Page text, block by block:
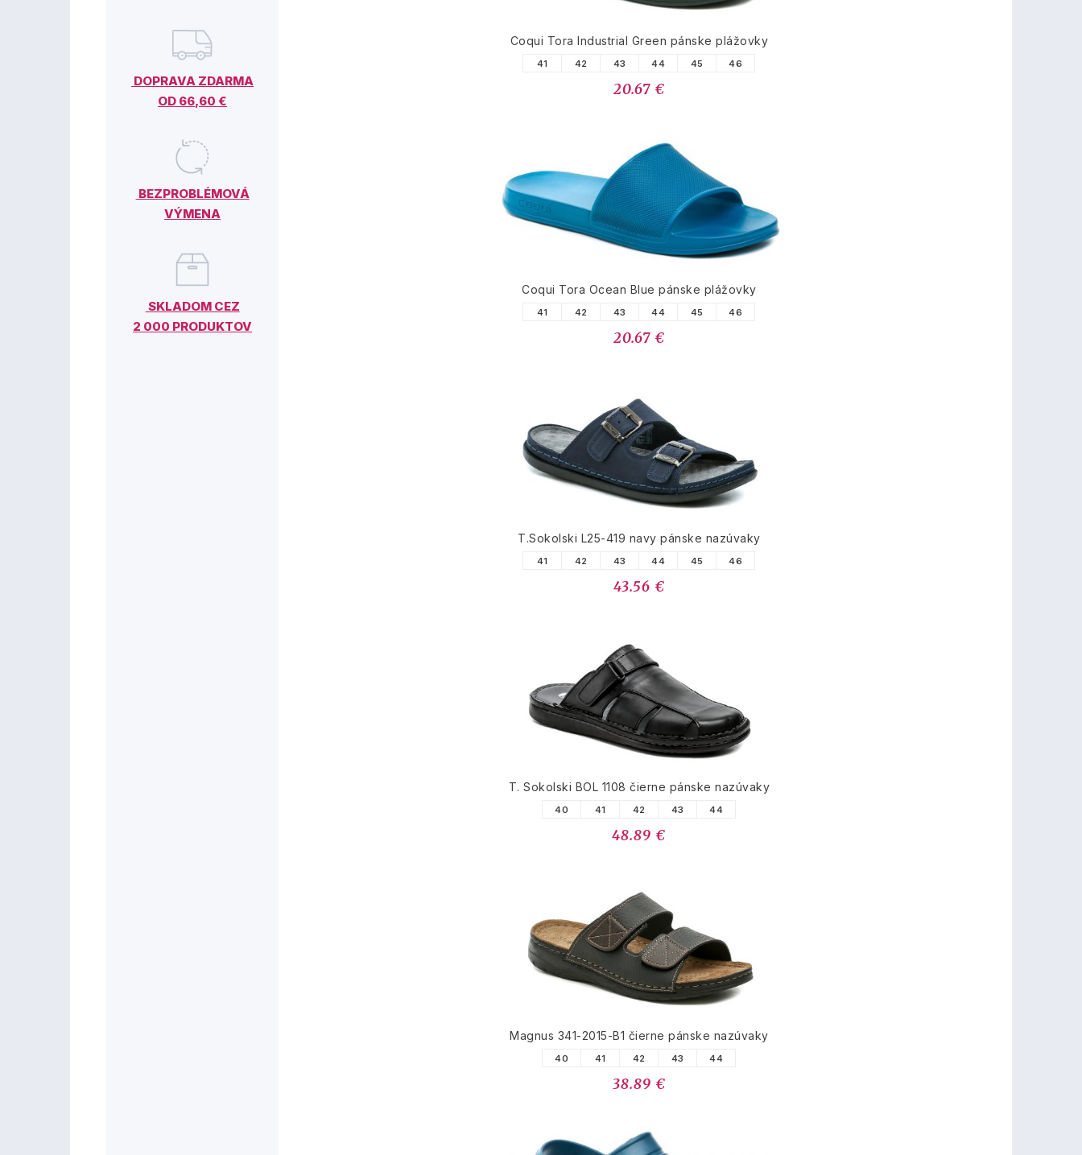
DOPRAVA ZDARMA
OD 66,60 €
BEZPROBLÉMOVÁ
VÝMENA
SKLADOM CEZ
2 000 PRODUKTOV
Coqui Tora Industrial Green pánske plážovky
41 42 43 44 45 46
20.67 €
Coqui Tora Ocean Blue pánske plážovky
41 42 43 44 45 46
20.67 €
T.Sokolski L25-419 navy pánske nazúvaky
41 42 43 44 45 46
43.56 €
T. Sokolski BOL 1108 čierne pánske nazúvaky
40 41 42 43 44
48.89 €
Magnus 341-2015-B1 čierne pánske nazúvaky
40 41 42 43 44
38.89 €